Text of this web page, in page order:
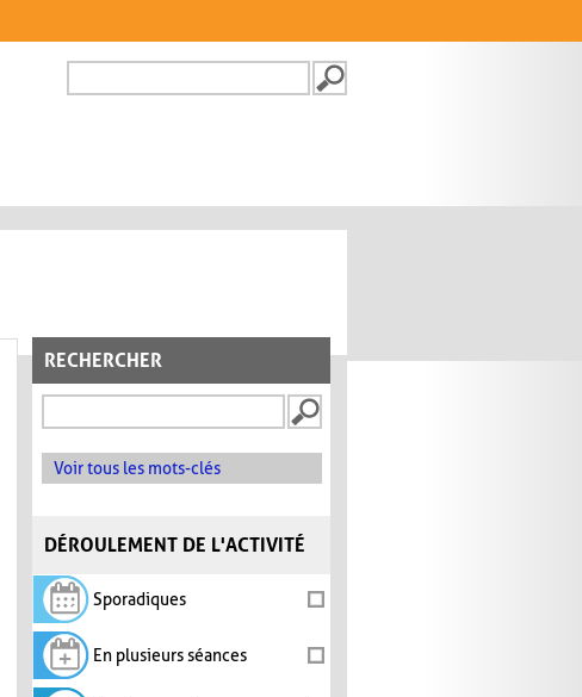
FORMULAIRE DE
RECHERCHER
Voir tous les mots-clés
DÉROULEMENT DE L'ACTIVITÉ
Sporadiques
En plusieurs séances